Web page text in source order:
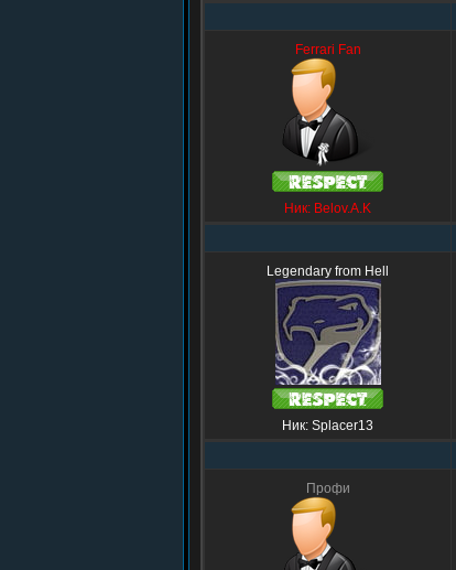
Ferrari Fan
Ник: Belov.A.K
Legendary from Hell
Ник: Splacer13
Профи